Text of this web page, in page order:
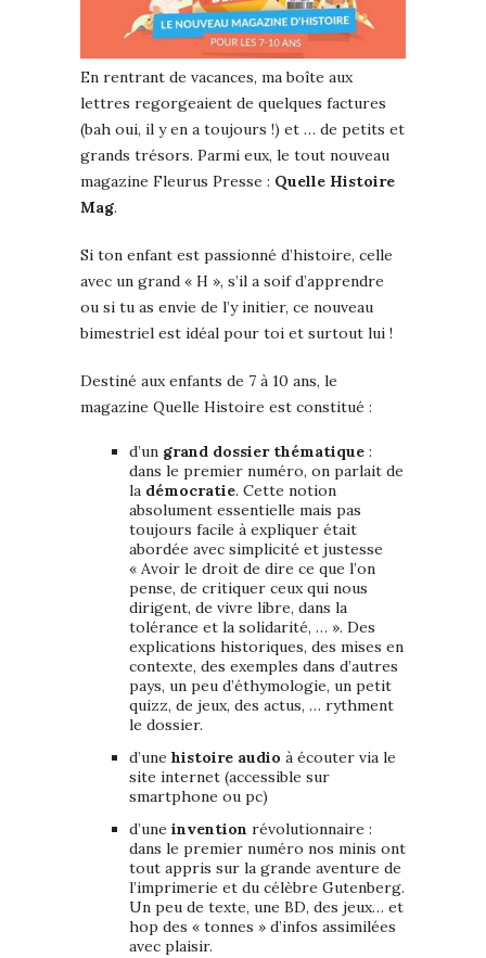
En rentrant de vacances, ma boîte aux
lettres regorgeaient de quelques factures
(bah oui, il y en a toujours !) et … de petits et
grands trésors. Parmi eux, le tout nouveau
magazine Fleurus Presse : Quelle Histoire
Mag.
Si ton enfant est passionné d’histoire, celle
avec un grand « H », s’il a soif d’apprendre
ou si tu as envie de l’y initier, ce nouveau
bimestriel est idéal pour toi et surtout lui !
Destiné aux enfants de 7 à 10 ans, le
magazine Quelle Histoire est constitué :
d’un grand dossier thématique :
dans le premier numéro, on parlait de
la démocratie. Cette notion
absolument essentielle mais pas
toujours facile à expliquer était
abordée avec simplicité et justesse
« Avoir le droit de dire ce que l’on
pense, de critiquer ceux qui nous
dirigent, de vivre libre, dans la
tolérance et la solidarité, … ». Des
explications historiques, des mises en
contexte, des exemples dans d’autres
pays, un peu d’éthymologie, un petit
quizz, de jeux, des actus, … rythment
le dossier.
d’une histoire audio à écouter via le
site internet (accessible sur
smartphone ou pc)
d’une invention révolutionnaire :
dans le premier numéro nos minis ont
tout appris sur la grande aventure de
l’imprimerie et du célèbre Gutenberg.
Un peu de texte, une BD, des jeux… et
hop des « tonnes » d’infos assimilées
avec plaisir.